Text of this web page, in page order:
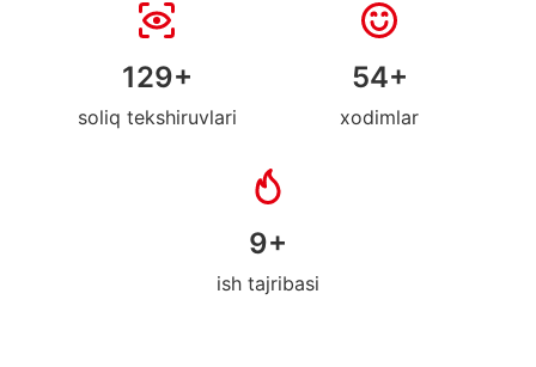
129+
soliq tekshiruvlari
54+
xodimlar
9+
ish tajribasi